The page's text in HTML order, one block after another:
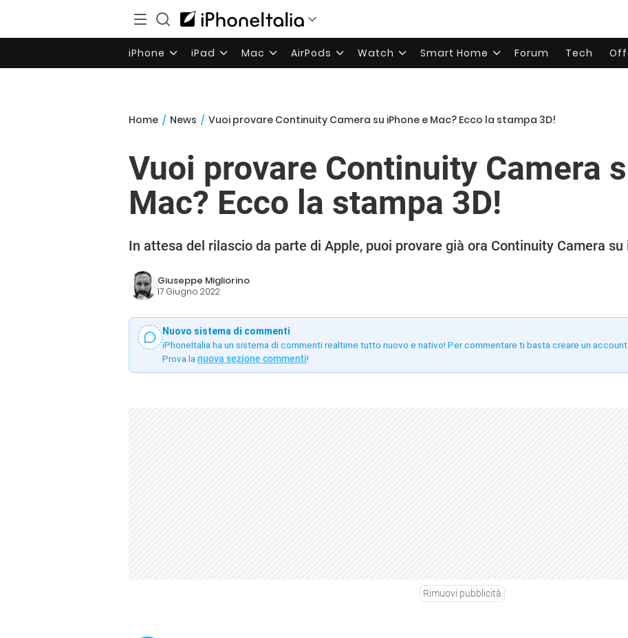
iPhone iPad Mac AirPods Watch Smart Home Forum Tech
Home / News / Vuoi provare Continuity Camera su iPhone e Mac? Ecco la stampa 3D!
Vuoi provare Continuity Camera
Mac? Ecco la stampa 3D!
In attesa del rilascio da parte di Apple, puoi provare già ora Continuity Camera su
Giuseppe Migliorino
17 Giugno 2022
Nuovo sistema di commenti
iPhoneItalia ha un sistema di commenti realtime tutto nuovo e nativo! Per commentare ti basta creare un
Prova la nuova sezione commenti!
Rimuovi pubblicità